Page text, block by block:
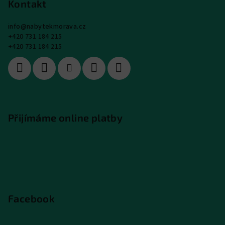
Kontakt
info@nabytekmorava.cz
+420 731 184 215
+420 731 184 215
Přijímáme online platby
Facebook